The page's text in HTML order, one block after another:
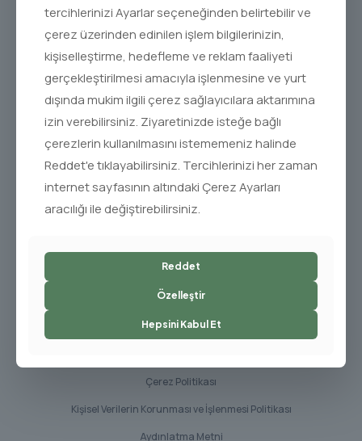
Cevizli Mahallesi Hızır Reis Sk. 6/D Kat:1-2
+90 (216) 305 00 05
info@balmy.com.tr
Sizin İçin
Çerez Politikası
Kişisel Verilerin Korunması ve İşlenmesi Politikası
Aydınlatma Metni
tercihlerinizi Ayarlar seçeneğinden belirtebilir ve
çerez üzerinden edinilen işlem bilgilerinizin,
kişiselleştirme, hedefleme ve reklam faaliyeti
gerçekleştirilmesi amacıyla işlenmesine ve yurt
dışında mukim ilgili çerez sağlayıcılara aktarımına
izin verebilirsiniz. Ziyaretinizde isteğe bağlı
çerezlerin kullanılmasını istememeniz halinde
Reddet'e tıklayabilirsiniz. Tercihlerinizi her zaman
internet sayfasının altındaki Çerez Ayarları
aracılığı ile değiştirebilirsiniz.
Reddet
Özelleştir
Hepsini Kabul Et